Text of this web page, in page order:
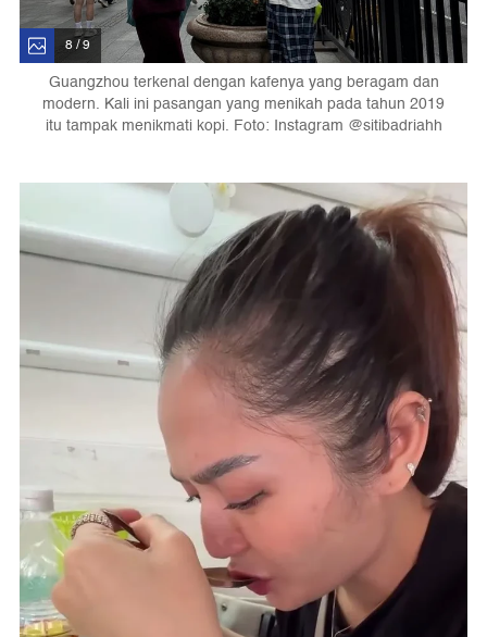
8 / 9
Guangzhou terkenal dengan kafenya yang beragam dan
modern. Kali ini pasangan yang menikah pada tahun 2019
itu tampak menikmati kopi. Foto: Instagram @sitibadriahh